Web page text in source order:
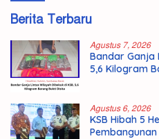
Berita Terbaru
Agustus 7, 2026
Bandar Ganja
5,6 Kilogram
Agustus 6, 2026
KSB Hibah 5